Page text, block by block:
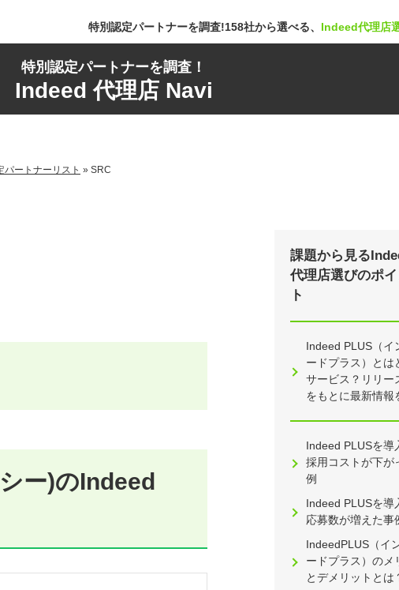
特別認定パートナーを調査!158社から選べる、 Indeed代理店
特別認定パートナーを調査！
Indeed 代理店 Navi
ートナーリスト » SRC
ー)のIndeed
課題から見る
代理店選びのポ
ト
Indeed PLUS（イ
ードプラス）とは
サービス？リリー
をもとに最新情報
Indeed PLUSを導
採用コストが下が
例
Indeed PLUSを導
応募数が増えた事
IndeedPLUS（イ
ードプラス）のメ
とデメリットとは